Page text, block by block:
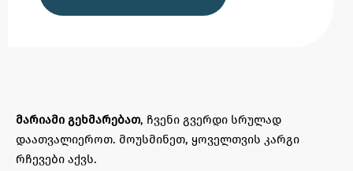
მარიამი გეხმარებათ, ჩვენი გვერდი სრულად
დაათვალიეროთ. მოუსმინეთ, ყოველთვის კარგი
რჩევები აქვს.